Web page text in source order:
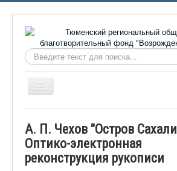
Искать...
Включить/
выключить
О фонде
Онлайн библиотека
А. П. Чехов "Остров
Оптико-электронная
реконструкция рукописи